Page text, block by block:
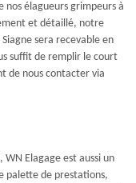
nos élagueurs grimpeurs à
et détaillé, notre
sera recevable en
suffit de remplir le court
de nous contacter via
Elagage est aussi un
palette de prestations,